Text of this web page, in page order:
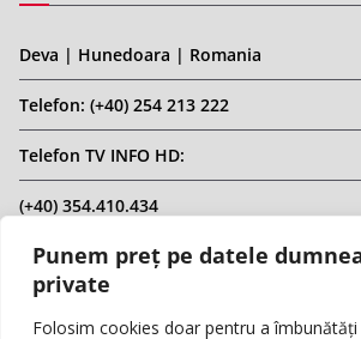
Punem preț pe datele
private
Folosim cookies doar pentru a
Deva | Hunedoara | Romania
Telefon: (+40) 254 213 222
Telefon TV INFO HD:
(+40) 354.410.434
Email: infohd20@gmail.com
Website: www.replicahd.ro